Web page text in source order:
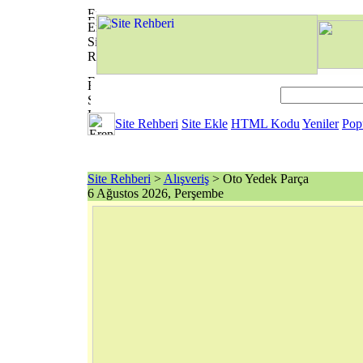
Site Rehberi Site Ekle HTML Kodu Yeniler
Site Rehberi > Alışveriş> Oto Yedek Parça
6 Ağustos 2026, Perşembe